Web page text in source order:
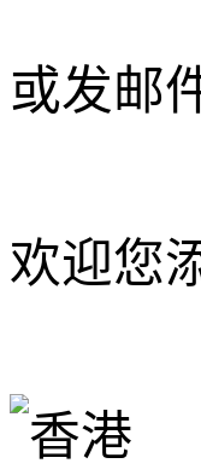
或发邮
欢迎您